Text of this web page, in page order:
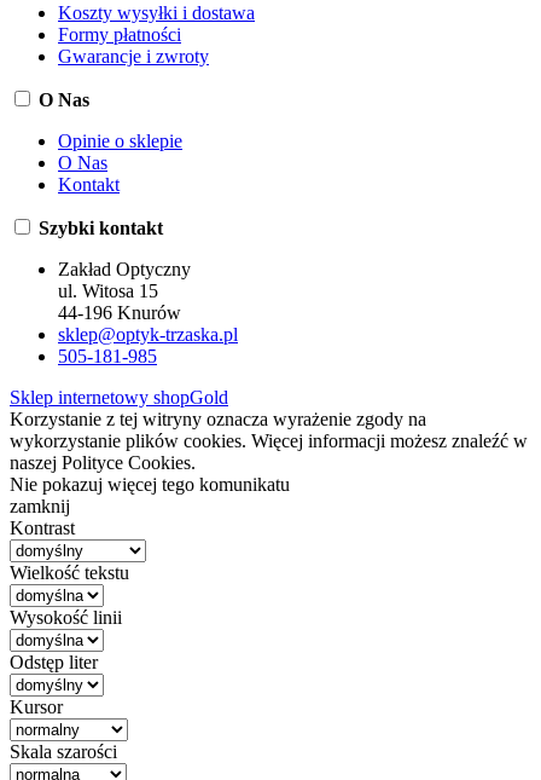
Koszty wysyłki i dostawa
Formy płatności
Gwarancje i zwroty
O Nas
Opinie o sklepie
O Nas
Kontakt
Szybki kontakt
Zakład Optyczny
ul. Witosa 15
44-196 Knurów
sklep@optyk-trzaska.pl
505-181-985
Sklep internetowy shopGold
Korzystanie z tej witryny oznacza wyrażenie zgody na
wykorzystanie plików cookies. Więcej informacji możesz znaleźć w
naszej Polityce Cookies.
Nie pokazuj więcej tego komunikatu
zamknij
Kontrast
Wielkość tekstu
Wysokość linii
Odstęp liter
Kursor
Skala szarości